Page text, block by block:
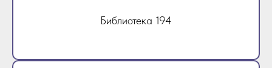
Библиотека 194